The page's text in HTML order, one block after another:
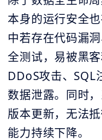
本身的运行安全
中若存在代码漏
全测试，易被黑
DDoS攻击、SQL
数据泄露。同时
版本更新，无法
能力持续下降。